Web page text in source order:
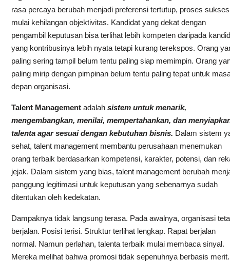
rasa percaya berubah menjadi preferensi tertutup, proses
mulai kehilangan objektivitas. Kandidat yang dekat dengan
pengambil keputusan bisa terlihat lebih kompeten daripada
yang kontribusinya lebih nyata tetapi kurang terekspos. Orang
paling sering tampil belum tentu paling siap memimpin. Orang
paling mirip dengan pimpinan belum tentu paling tepat untuk
depan organisasi.
Talent Managementadalah sistem untuk menarik,
mengembangkan, menilai, mempertahankan, dan
talenta agar sesuai dengan kebutuhan bisnis. Dalam sistem
sehat, talent management membantu perusahaan menemukan
orang terbaik berdasarkan kompetensi, karakter, potensi, dan
jejak. Dalam sistem yang bias, talent management berubah
panggung legitimasi untuk keputusan yang sebenarnya sudah
ditentukan oleh kedekatan.
Dampaknya tidak langsung terasa. Pada awalnya, organisasi
berjalan. Posisi terisi. Struktur terlihat lengkap. Rapat berjalan
normal. Namun perlahan, talenta terbaik mulai membaca sinyal.
Mereka melihat bahwa promosi tidak sepenuhnya berbasis merit.